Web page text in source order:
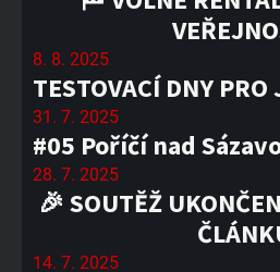
8. 8. 2025
TESTOVACÍ DNY
31. 7. 2025
#05 Poříčí nad
28. 7. 2025
🎉 SOUTĚŽ
14. 7. 2025